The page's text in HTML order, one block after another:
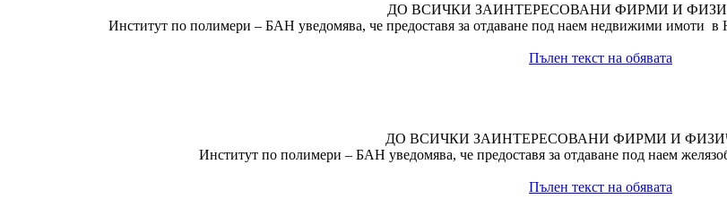
ДО ВСИЧКИ ЗАИНТЕРЕСОВАНИ ФИРМИ И
Институт по полимери – БАН уведомява, че предоставя за отдаване под наем недвижими имоти
Пълен текст на обявата
ДО ВСИЧКИ ЗАИНТЕРЕСОВАНИ ФИРМИ И
Институт по полимери – БАН уведомява, че предоставя за отдаване под наем
Пълен текст на обявата